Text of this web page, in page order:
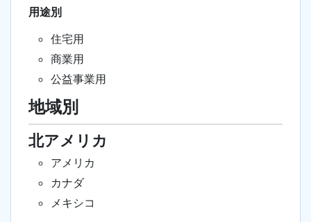
用途別
住宅用
商業用
公益事業用
地域別
北アメリカ
アメリカ
カナダ
メキシコ